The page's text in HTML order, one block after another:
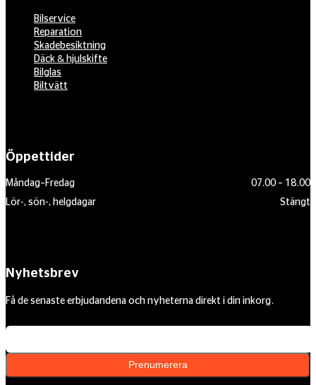
Bilservice
Reparation
Skadebesiktning
Däck & hjulskifte
Bilglas
Biltvätt
Öppettider
Måndag–Fredag
07.00 – 18.00
Lör-, sön-, helgdagar
Stängt
Nyhetsbrev
Få de senaste erbjudandena och nyheterna direkt i din inkorg.
Prenumerera